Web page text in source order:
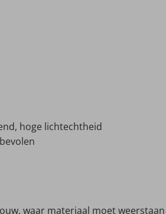
hoge lichtechtheid
waar materiaal moet